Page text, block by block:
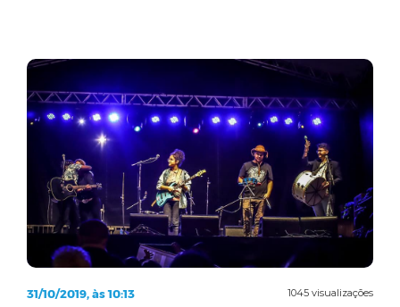
1045 visualizações
31/10/2019, às 10:13